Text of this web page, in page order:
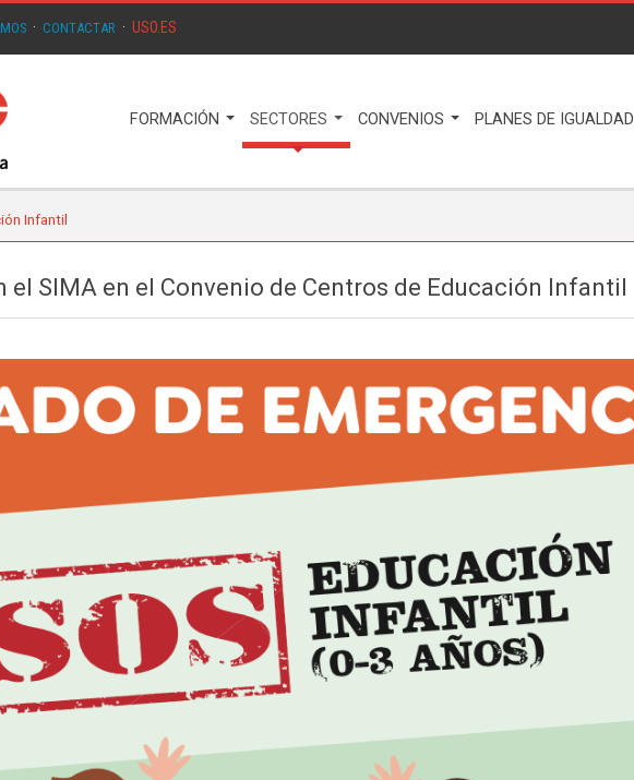
· CONTACTAR · USO.ES
FORMACIÓN SECTORES CONVENIOS PLANES DE IGUALDAD
Infantil
el SIMA en el Convenio de Centros de Educación Infantil